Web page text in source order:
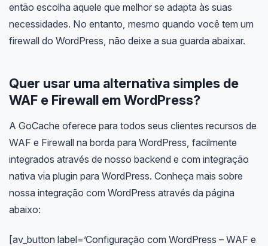
então escolha aquele que melhor se adapta às suas
necessidades. No entanto, mesmo quando você tem um
firewall do WordPress, não deixe a sua guarda abaixar.
Quer usar uma alternativa simples de
WAF e Firewall em WordPress?
A GoCache oferece para todos seus clientes recursos de
WAF e Firewall na borda para WordPress, facilmente
integrados através de nosso backend e com integração
nativa via plugin para WordPress. Conheça mais sobre
nossa integração com WordPress através da página
abaixo:
[av_button label=’Configuração com WordPress – WAF e